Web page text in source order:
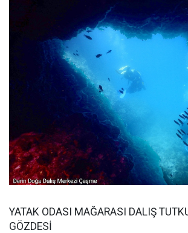
YATAK ODASI MAĞARASI DALIŞ
GÖZDESİ